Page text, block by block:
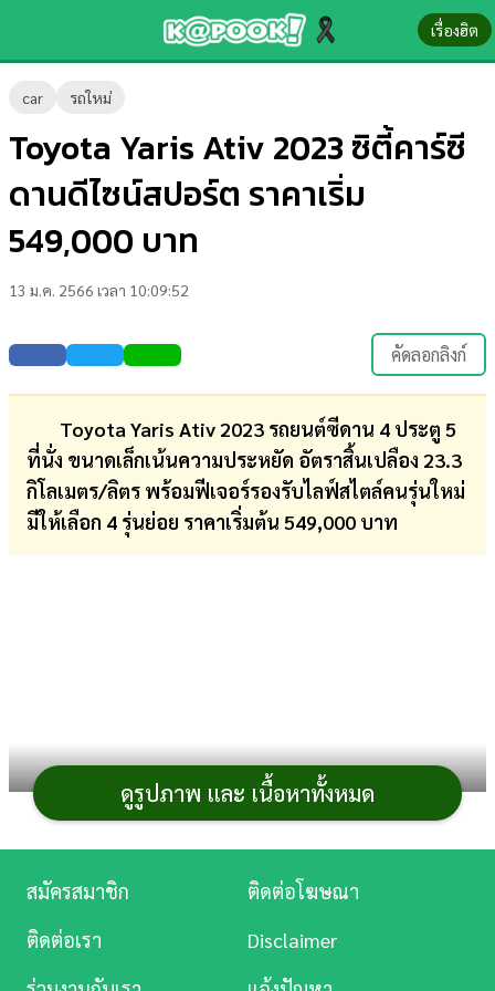
เรื่องฮิต
car รถใหม่
Toyota Yaris Ativ 2023 ซิตี้คาร์ซี
ดานดีไซน์สปอร์ต ราคาเริ่ม
549,000 บาท
13 ม.ค. 2566 เวลา 10:09:52
คัดลอกลิงก์
Toyota Yaris Ativ 2023 รถยนต์ซีดาน 4 ประตู 5
ที่นั่ง ขนาดเล็กเน้นความประหยัด อัตราสิ้นเปลือง 23.3
กิโลเมตร/ลิตร พร้อมฟีเจอร์รองรับไลฟ์สไตล์คนรุ่นใหม่
มีให้เลือก 4 รุ่นย่อย ราคาเริ่มต้น 549,000 บาท
Toyota Yaris Ativ 2023(โตโยต้า ยาริส เอทีฟ 2023
รถยนต์ซีดาน 4 ประตู 5 ที่นั่ง ขนาดเล็ก ราคาเริ่มต้นไม่สูงนัก
เหมาะเป็นรถคันแรก วัยเริ่มต้นทำงาน หรือผู้ที่ต้องการรถ
เน้นความเสถียร ดูแลง่าย และประหยัดน้ำมัน ด้วยอัตราสิ้น
เปลืองเฉลี่ย 23.3 กิโลเมตร/ลิตร ติดตั้งฟีเจอร์อย่างเช่น
ดูรูปภาพ และ เนื้อหาทั้งหมด
ข่าว-
ความ
รู้
ข่าว
บันเทิง
ตรวจ
หวย
บอล
สด
การ
ดู
หนัง
สมัครสมาชิก
ติดต่อโฆษณา
ติดต่อเรา
Disclaimer